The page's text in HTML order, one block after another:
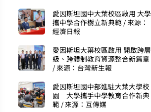
愛因斯坦國中大葉校區啟用 大學
攜中學合作樹立新典範 / 來源：
經濟日報
愛因斯坦大葉校區啟用 開啟跨層
級、跨體制教育資源整合新篇章
/ 來源：台灣新生報
愛因斯坦國中部進駐大葉大學校
園 大學攜手中學教育合作新典
範 / 來源：互傳媒